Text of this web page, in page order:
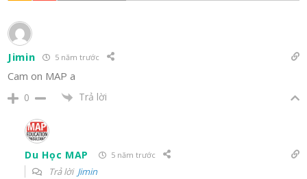
Jimin 5 năm trước
Cam on MAP a
0 Trả lời
Du Học MAP 5 năm trước
Trả lời Jimin